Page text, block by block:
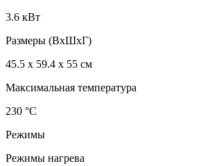
3.6 кВт
Размеры (ВхШхГ)
45.5 х 59.4 x 55 см
Максимальная температура
230 °C
Режимы
Режимы нагрева